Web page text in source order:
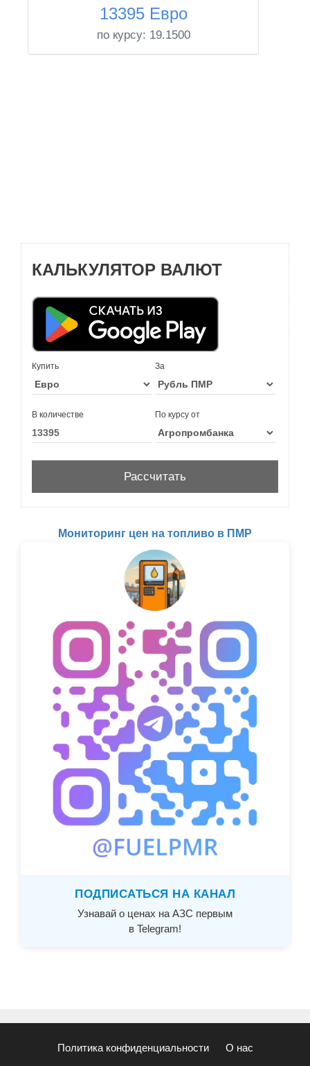
13395 Евро
по курсу: 19.1500
КАЛЬКУЛЯТОР ВАЛЮТ
Купить За
В количестве По курсу от
Мониторинг цен на топливо в ПМР
ПОДПИСАТЬСЯ НА КАНАЛ
Узнавай о ценах на АЗС первым
в Telegram!
Политика конфиденциальности О нас